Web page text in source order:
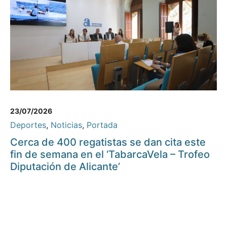
23/07/2026
Deportes, Noticias, Portada
Cerca de 400 regatistas se dan cita este
fin de semana en el ‘TabarcaVela – Trofeo
Diputación de Alicante’